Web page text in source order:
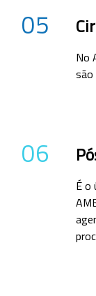
05
No
são
06
É o